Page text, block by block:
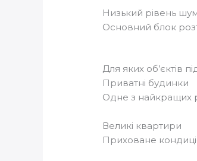
Низький рівень
Основний блок
Для яких об’єктів
Приватні будинки
Одне з найкращих
Великі квартири
Приховане